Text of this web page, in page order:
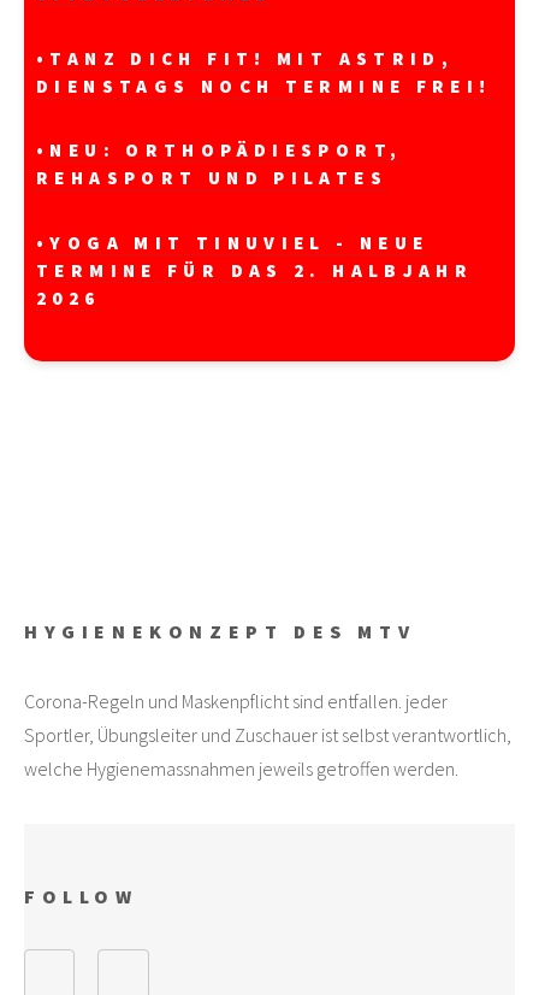
• TANZ DICH FIT! MIT ASTRID,
DIENSTAGS NOCH TERMINE FREI!
• NEU: ORTHOPÄDIESPORT,
REHASPORT UND PILATES
•YOGA MIT TINUVIEL - NEUE
TERMINE FÜR DAS 2. HALBJAHR
2026
HYGIENEKONZEPT DES MTV
Corona-Regeln und Maskenpflicht sind entfallen. jeder
Sportler, Übungsleiter und Zuschauer ist selbst verantwortlich,
welche Hygienemassnahmen jeweils getroffen werden.
FOLLOW